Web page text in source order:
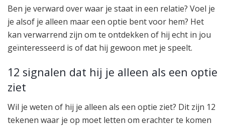
Ben je verward over waar je staat in een relatie? Voel je
je alsof je alleen maar een optie bent voor hem? Het
kan verwarrend zijn om te ontdekken of hij echt in jou
geïnteresseerd is of dat hij gewoon met je speelt.
12 signalen dat hij je alleen als een optie
ziet
Wil je weten of hij je alleen als een optie ziet? Dit zijn 12
tekenen waar je op moet letten om erachter te komen